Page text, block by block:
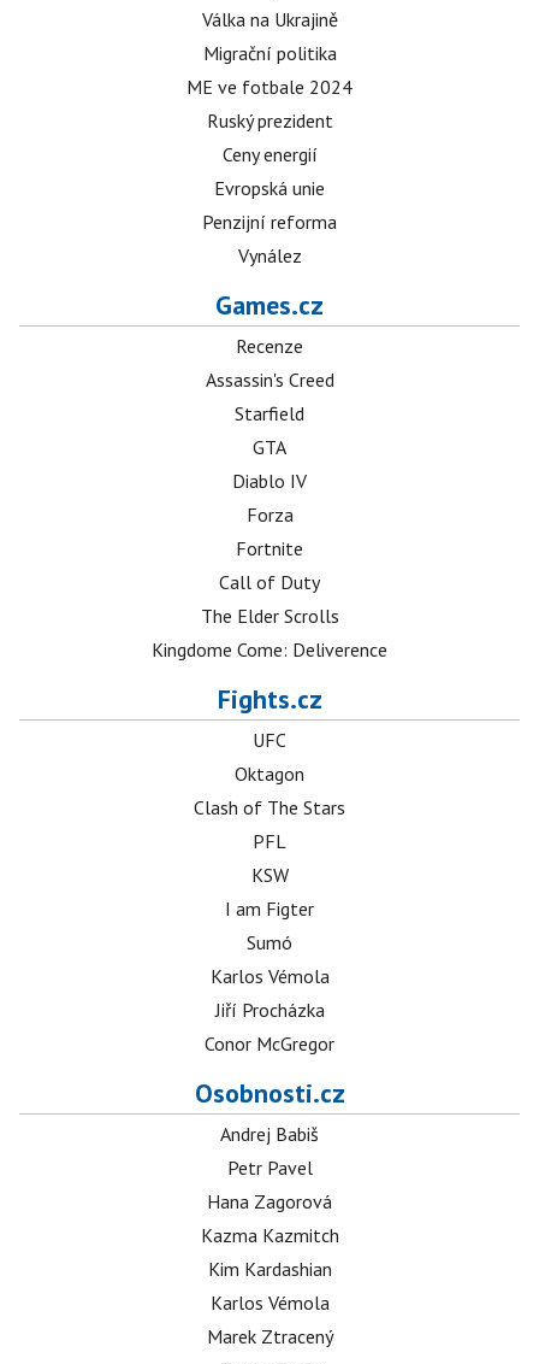
Válka na Ukrajině
Migrační politika
ME ve fotbale 2024
Ruský prezident
Ceny energií
Evropská unie
Penzijní reforma
Vynález
Games.cz
Recenze
Assassin's Creed
Starfield
GTA
Diablo IV
Forza
Fortnite
Call of Duty
The Elder Scrolls
Kingdome Come: Deliverence
Fights.cz
UFC
Oktagon
Clash of The Stars
PFL
KSW
I am Figter
Sumó
Karlos Vémola
Jiří Procházka
Conor McGregor
Osobnosti.cz
Andrej Babiš
Petr Pavel
Hana Zagorová
Kazma Kazmitch
Kim Kardashian
Karlos Vémola
Marek Ztracený